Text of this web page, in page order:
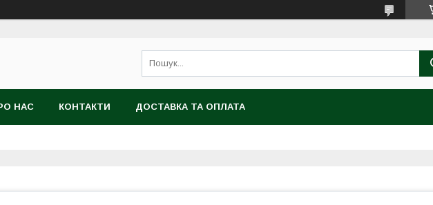
НАС КОНТАКТИ ДОСТАВКА ТА ОПЛАТА